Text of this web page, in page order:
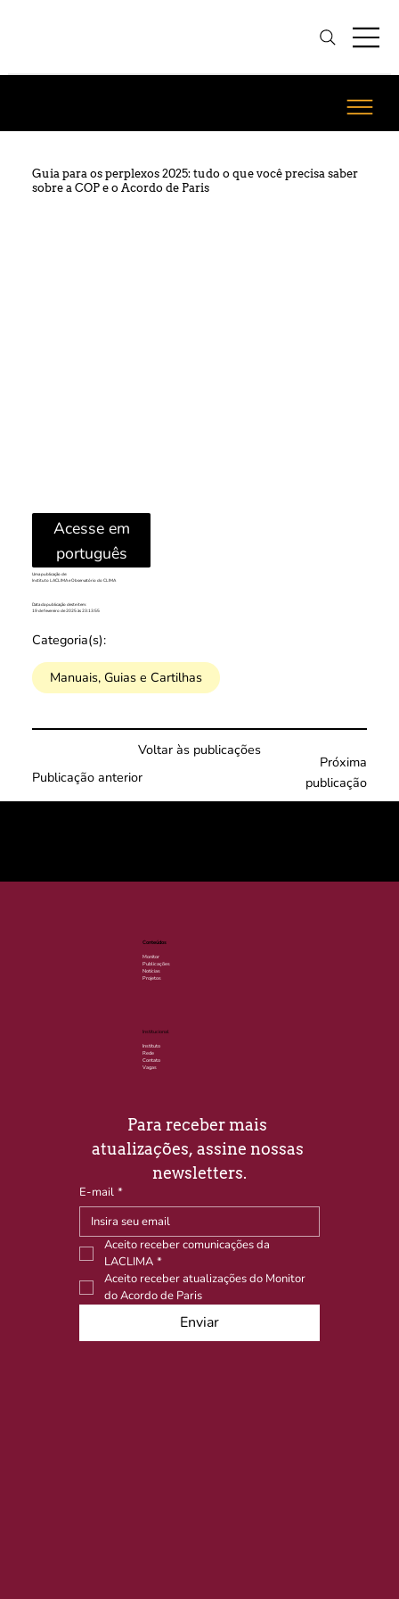
Guia para os perplexos 2025: tudo o que você precisa saber
sobre a COP e o Acordo de Paris
Acesse em
português
Uma publicação de:
Instituto LACLIMA e Observatório do CLIMA
Data da publicação deste item:
19 de fevereiro de 2025 às 23:13:55
Categoria(s):
Manuais, Guias e Cartilhas
Voltar às publicações
Publicação anterior
Próxima
publicação
Conteúdos
Monitor
Publicações
Notícias
Projetos
Institucional
Instituto
Rede
Contato
Vagas
Para receber mais
atualizações, assine nossas
newsletters.
E-mail *
Aceito receber comunicações da
LACLIMA *
Aceito receber atualizações do Monitor
do Acordo de Paris
Enviar